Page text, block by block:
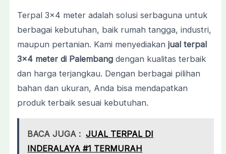
Terpal 3×4 meter adalah solusi serbaguna untuk
berbagai kebutuhan, baik rumah tangga, industri,
maupun pertanian. Kami menyediakan jual terpal
3×4 meter di Palembangdengan kualitas terbaik
dan harga terjangkau. Dengan berbagai pilihan
bahan dan ukuran, Anda bisa mendapatkan
produk terbaik sesuai kebutuhan.
BACA JUGA : JUAL TERPAL DI
INDERALAYA #1 TERMURAH